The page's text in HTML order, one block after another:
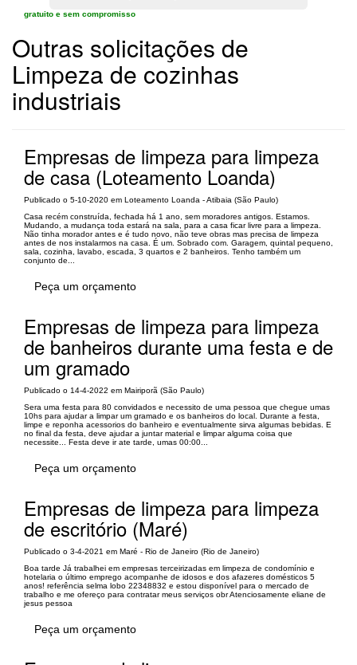
gratuito e sem compromisso
Outras solicitações de
Limpeza de cozinhas
industriais
Empresas de limpeza para limpeza
de casa (Loteamento Loanda)
Publicado o 5-10-2020 em Loteamento Loanda - Atibaia (São Paulo)
Casa recém construída, fechada há 1 ano, sem moradores antigos. Estamos.
Mudando, a mudança toda estará na sala, para a casa ficar livre para a limpeza.
Não tinha morador antes e é tudo novo, não teve obras mas precisa de limpeza
antes de nos instalarmos na casa. É um. Sobrado com. Garagem, quintal pequeno,
sala, cozinha, lavabo, escada, 3 quartos e 2 banheiros. Tenho também um
conjunto de...
Peça um orçamento
Empresas de limpeza para limpeza
de banheiros durante uma festa e de
um gramado
Publicado o 14-4-2022 em Mairiporã (São Paulo)
Sera uma festa para 80 convidados e necessito de uma pessoa que chegue umas
10hs para ajudar a limpar um gramado e os banheiros do local. Durante a festa,
limpe e reponha acessorios do banheiro e eventualmente sirva algumas bebidas. E
no final da festa, deve ajudar a juntar material e limpar alguma coisa que
necessite... Festa deve ir ate tarde, umas 00:00...
Peça um orçamento
Empresas de limpeza para limpeza
de escritório (Maré)
Publicado o 3-4-2021 em Maré - Rio de Janeiro (Rio de Janeiro)
Boa tarde Já trabalhei em empresas terceirizadas em limpeza de condomínio e
hotelaria o último emprego acompanhe de idosos e dos afazeres domésticos 5
anos! referência selma lobo 22348832 e estou disponível para o mercado de
trabalho e me ofereço para contratar meus serviços obr Atenciosamente eliane de
jesus pessoa
Peça um orçamento